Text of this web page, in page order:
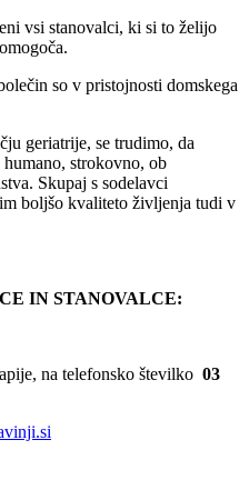
vsi stanovalci, ki si to želijo
so v pristojnosti domskega
geriatrije, se trudimo, da
strokovno, ob
Skupaj s sodelavci
boljšo kvaliteto življenja tudi v
IN STANOVALCE:
na telefonsko številko 03